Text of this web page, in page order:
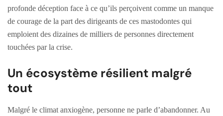
profonde déception face à ce qu’ils perçoivent comme un manque
de courage de la part des dirigeants de ces mastodontes qui
emploient des dizaines de milliers de personnes directement
touchées par la crise.
Un écosystème résilient malgré
tout
Malgré le climat anxiogène, personne ne parle d’abandonner. Au